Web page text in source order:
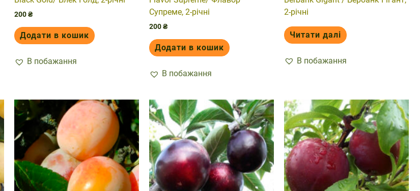
200₴
Додати в кошик
В побажання
Супреме, 2-річні
200₴
Додати в кошик
В побажання
2-річні
Читати далі
В побажання